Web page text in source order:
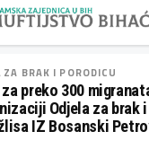
ZA BRAK I PORODICU
preko 300
Odjela za brak
IZ Bosanski